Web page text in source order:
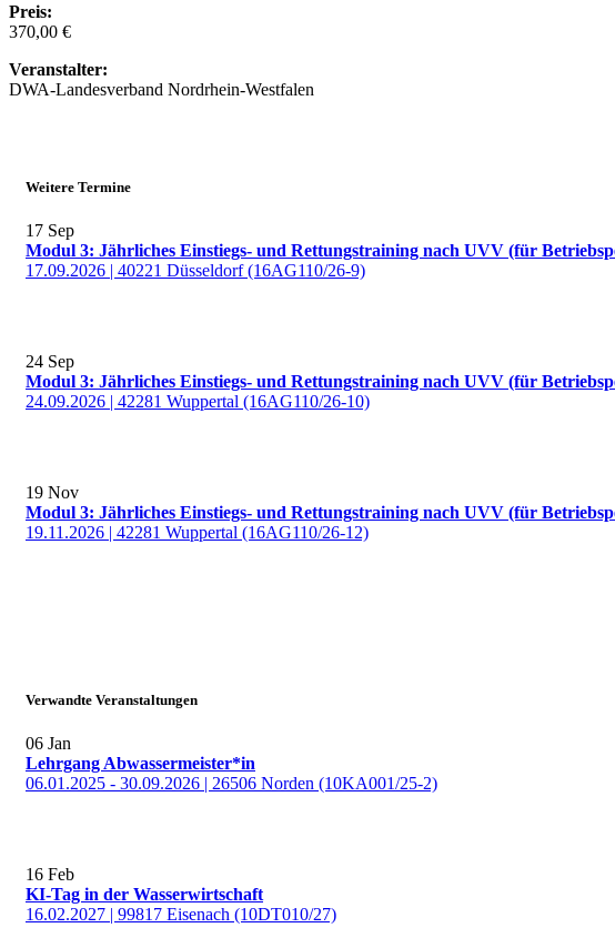
Preis:
370,00 €
Veranstalter:
DWA-Landesverband Nordrhein-Westfalen
Weitere Termine
17 Sep
Modul 3: Jährliches Einstiegs- und Rettungstraining nach UVV (für
17.09.2026 | 40221 Düsseldorf (16AG110/26-9)
24 Sep
Modul 3: Jährliches Einstiegs- und Rettungstraining nach UVV (für
24.09.2026 | 42281 Wuppertal (16AG110/26-10)
19 Nov
Modul 3: Jährliches Einstiegs- und Rettungstraining nach UVV (für
19.11.2026 | 42281 Wuppertal (16AG110/26-12)
Verwandte Veranstaltungen
06 Jan
Lehrgang Abwassermeister*in
06.01.2025 - 30.09.2026 | 26506 Norden (10KA001/25-2)
16 Feb
KI-Tag in der Wasserwirtschaft
16.02.2027 | 99817 Eisenach (10DT010/27)